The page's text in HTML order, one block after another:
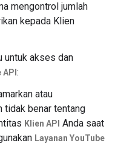
mengontrol jumlah
kepada Klien
untuk akses dan
:
atau
tidak benar tentang
Klien API Anda saat
Layanan YouTube